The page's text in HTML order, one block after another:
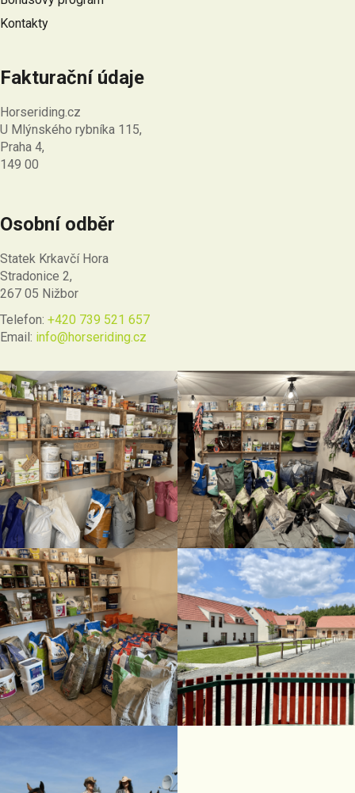
Kontakty
Fakturační údaje
Horseriding.cz
U Mlýnského rybníka 115,
Praha 4,
149 00
Osobní odběr
Statek Krkavčí Hora
Stradonice 2,
267 05 Nižbor
Telefon: +420 739 521 657
Email: info@horseriding.cz